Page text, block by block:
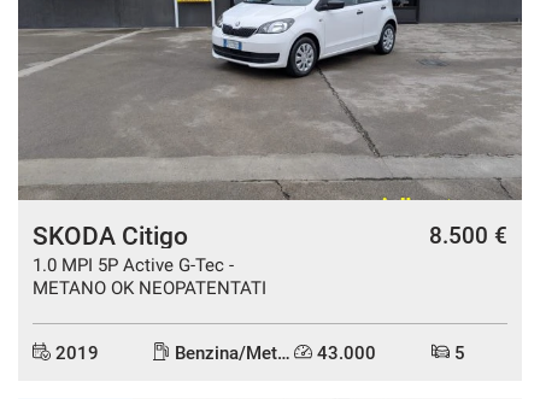
SKODA Citigo
1.0 MPI 5P Active G-Tec -
METANO OK NEOPATENTATI
8.500 €
2019 Benzina/Metano 43.000 5